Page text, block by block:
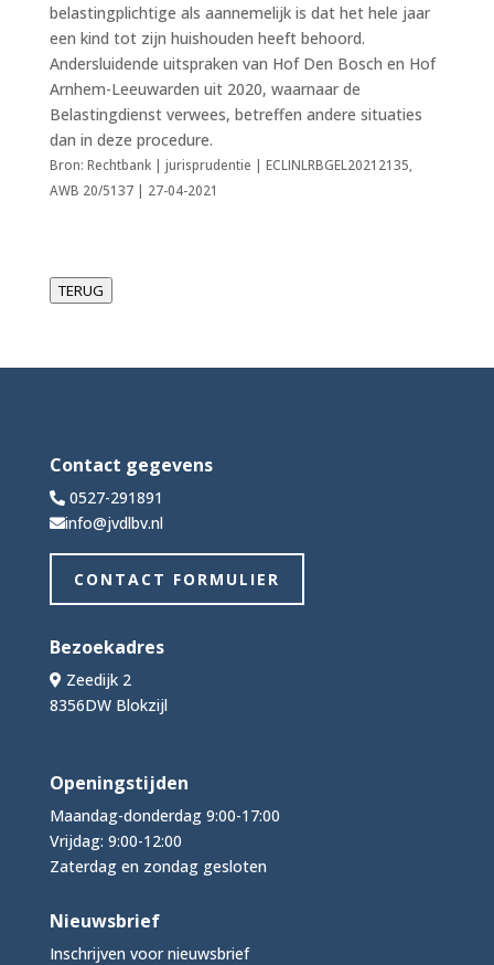
belastingplichtige als aannemelijk is dat het hele jaar
een kind tot zijn huishouden heeft behoord.
Andersluidende uitspraken van Hof Den Bosch en Hof
Arnhem-Leeuwarden uit 2020, waarnaar de
Belastingdienst verwees, betreffen andere situaties
dan in deze procedure.
Bron: Rechtbank | jurisprudentie | ECLINLRBGEL20212135,
AWB 20/5137 | 27-04-2021
TERUG
Contact gegevens
0527-291891
info@jvdlbv.nl
CONTACT FORMULIER
Bezoekadres
Zeedijk 2
8356DW Blokzijl
Openingstijden
Maandag-donderdag 9:00-17:00
Vrijdag: 9:00-12:00
Zaterdag en zondag gesloten
Nieuwsbrief
Inschrijven voor nieuwsbrief